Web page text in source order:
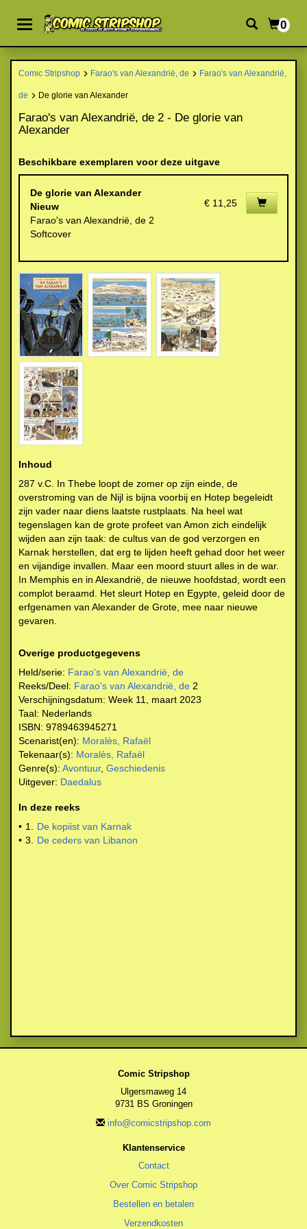
0
Comic Stripshop Farao's van Alexandrië, de Farao's van Alexandrië,
de De glorie van Alexander
Farao's van Alexandrië, de 2 - De glorie van
Alexander
Beschikbare exemplaren voor deze uitgave
De glorie van Alexander
Nieuw
Farao's van Alexandrië, de 2
Softcover
€ 11,25
Inhoud
287 v.C. In Thebe loopt de zomer op zijn einde, de
overstroming van de Nijl is bijna voorbij en Hotep begeleidt
zijn vader naar diens laatste rustplaats. Na heel wat
tegenslagen kan de grote profeet van Amon zich eindelijk
wijden aan zijn taak: de cultus van de god verzorgen en
Karnak herstellen, dat erg te lijden heeft gehad door het weer
en vijandige invallen. Maar een moord stuurt alles in de war.
In Memphis en in Alexandrië, de nieuwe hoofdstad, wordt een
complot beraamd. Het sleurt Hotep en Egypte, geleid door de
erfgenamen van Alexander de Grote, mee naar nieuwe
gevaren.
Overige productgegevens
Held/serie: Farao's van Alexandrië, de
Reeks/Deel: Farao's van Alexandrië, de 2
Verschijningsdatum: Week 11, maart 2023
Taal: Nederlands
ISBN: 9789463945271
Scenarist(en): Moralès, Rafaël
Tekenaar(s): Moralès, Rafaël
Genre(s): Avontuur, Geschiedenis
Uitgever: Daedalus
In deze reeks
• 1.
De kopiist van Karnak
• 3. De ceders van Libanon
Comic Stripshop
Ulgersmaweg 14
9731 BS Groningen
info@comicstripshop.com
Klantenservice
Contact
Over Comic Stripshop
Bestellen en betalen
Verzendkosten